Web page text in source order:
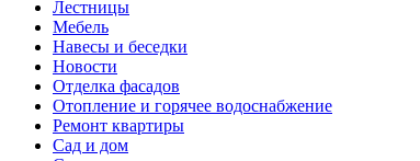
Лестницы
Мебель
Навесы и беседки
Новости
Отделка фасадов
Отопление и горячее водоснабжение
Ремонт квартиры
Сад и дом